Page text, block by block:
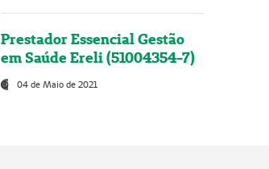
Prestador Essencial Gestão
em Saúde Ereli (51004354-7)
04 de Maio de 2021